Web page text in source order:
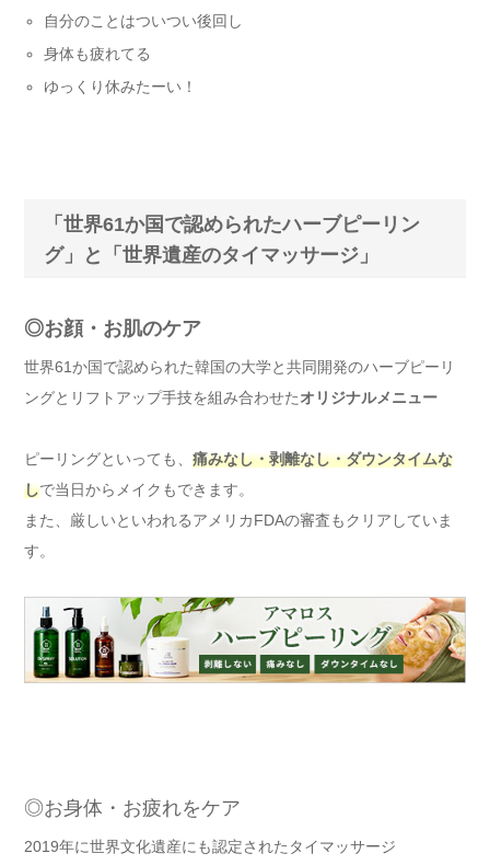
自分のことはついつい後回し
身体も疲れてる
ゆっくり休みたーい！
「世界61か国で認められたハーブピーリン
グ」と「世界遺産のタイマッサージ」
◎お顔・お肌のケア
世界61か国で認められた韓国の大学と共同開発のハーブピーリ
ングとリフトアップ手技を組み合わせたオリジナルメニュー
ピーリングといっても、 痛みなし・剥離なし・ダウンタイムな
しで当日からメイクもできます。
また、厳しいといわれるアメリカFDAの審査もクリアしていま
す。
◎お身体・お疲れをケア
2019年に世界文化遺産にも認定されたタイマッサージ